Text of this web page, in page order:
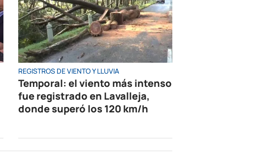
REGISTROS DE VIENTO Y LLUVIA
Temporal: el viento más intenso
fue registrado en Lavalleja,
donde superó los 120 km/h